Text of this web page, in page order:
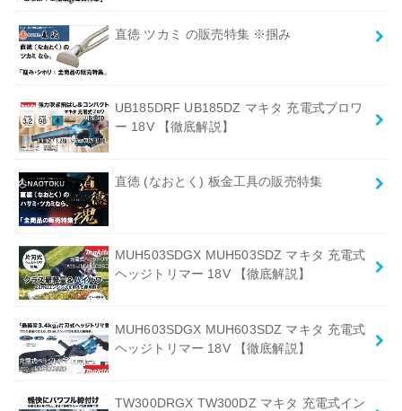
直徳 ツカミ の販売特集 ※掴み
UB185DRF UB185DZ マキタ 充電式ブロワ
ー 18V 【徹底解説】
直徳 (なおとく) 板金工具の販売特集
MUH503SDGX MUH503SDZ マキタ 充電式
ヘッジトリマー 18V 【徹底解説】
MUH603SDGX MUH603SDZ マキタ 充電式
ヘッジトリマー 18V 【徹底解説】
TW300DRGX TW300DZ マキタ 充電式イン